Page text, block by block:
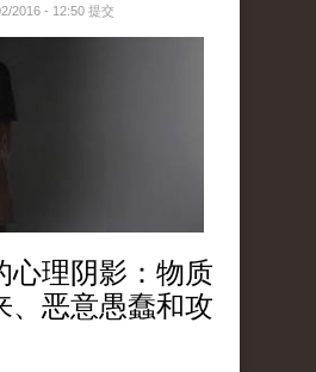
2016 - 12:50 提交
心理阴影：物质
、恶意愚蠢和攻